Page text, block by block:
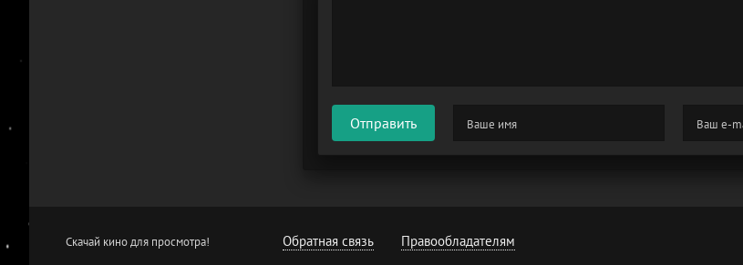
Отправить
Скачай кино для просмотра! Обратная связь Правообладателям